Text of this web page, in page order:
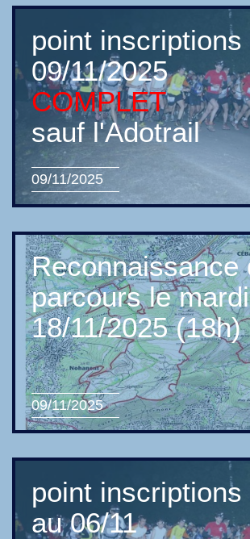
point inscriptions
09/11/2025
COMPLET
sauf l'Adotrail
09/11/2025
Reconnaissance
parcours le mardi
18/11/2025 (18h)
09/11/2025
point inscriptions
au 06/11